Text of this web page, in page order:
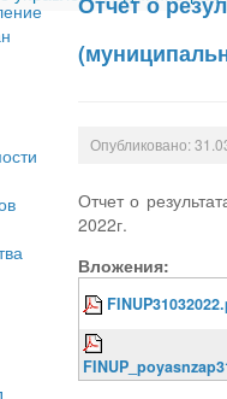
Опубликовано:
Отчет о
2022г.
Вложения: